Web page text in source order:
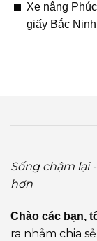
Xe nâng
giấy Bắc
Sống chậm lại
hơn
Chào các bạn,
ra nhằm chia